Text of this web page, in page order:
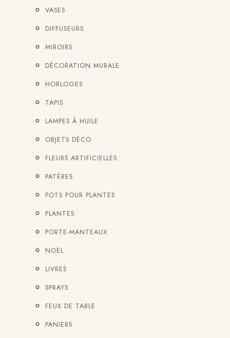
VASES
DIFFUSEURS
MIROIRS
DÉCORATION MURALE
HORLOGES
TAPIS
LAMPES À HUILE
OBJETS DÉCO
FLEURS ARTIFICIELLES
PATÈRES
POTS POUR PLANTES
PLANTES
PORTE-MANTEAUX
NOËL
LIVRES
SPRAYS
FEUX DE TABLE
PANIERS